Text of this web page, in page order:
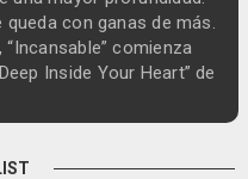
con ganas de más.
comienza
Inside Your Heart” de